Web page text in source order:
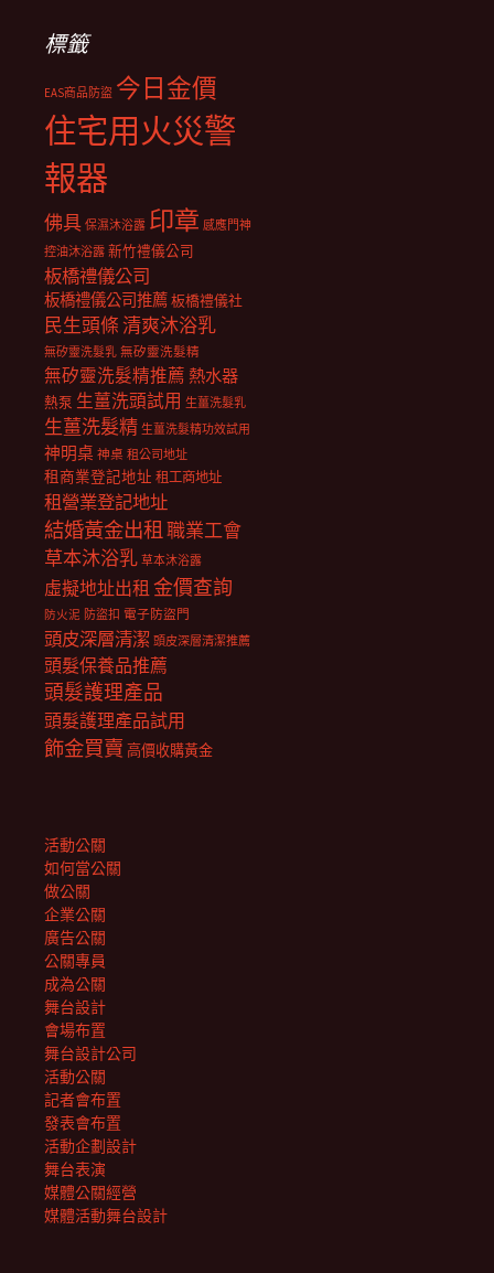
標籤
EAS商品防盜 今日金價
住宅用火災警
報器
佛具 保濕沐浴露 印章 感應門神
控油沐浴露 新竹禮儀公司
板橋禮儀公司
板橋禮儀公司推薦板橋禮儀社
民生頭條清爽沐浴乳
無矽靈洗髮乳 無矽靈洗髮精
無矽靈洗髮精推薦 熱水器
熱泵 生薑洗頭試用 生薑洗髮乳
生薑洗髮精 生薑洗髮精功效試用
神明桌 神桌 租公司地址
租商業登記地址 租工商地址
租營業登記地址
結婚黃金出租職業工會
草本沐浴乳 草本沐浴露
虛擬地址出租 金價查詢
防火泥 防盜扣 電子防盜門
頭皮深層清潔 頭皮深層清潔推薦
頭髮保養品推薦
頭髮護理產品
頭髮護理產品試用
飾金買賣 高價收購黃金
活動公關
如何當公關
做公關
企業公關
廣告公關
公關專員
成為公關
舞台設計
會場布置
舞台設計公司
活動公關
記者會布置
發表會布置
活動企劃設計
舞台表演
媒體公關經營
媒體活動舞台設計